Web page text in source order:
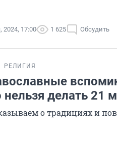
2024, 17:00 1 625 Обсудить
РЕЛИГИЯ
нельзя делать 21
о традициях и